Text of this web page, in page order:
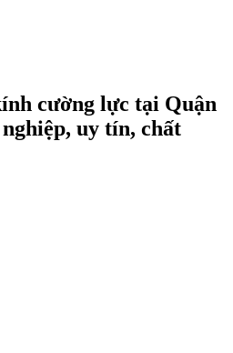
cường lực tại Quận
uy tín, chất